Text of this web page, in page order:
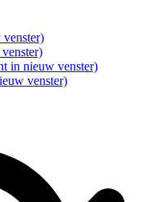
in nieuw venster)
venster)